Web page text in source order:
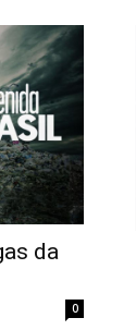
da
0